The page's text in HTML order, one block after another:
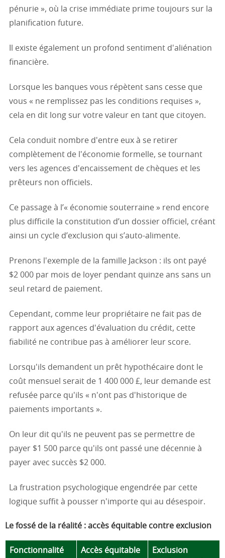
pénurie », où la crise immédiate prime toujours sur la
planification future.
Il existe également un profond sentiment d'aliénation
financière.
Lorsque les banques vous répètent sans cesse que
vous « ne remplissez pas les conditions requises »,
cela en dit long sur votre valeur en tant que citoyen.
Cela conduit nombre d'entre eux à se retirer
complètement de l'économie formelle, se tournant
vers les agences d'encaissement de chèques et les
prêteurs non officiels.
Ce passage à l’« économie souterraine » rend encore
plus difficile la constitution d’un dossier officiel, créant
ainsi un cycle d’exclusion qui s’auto-alimente.
Prenons l'exemple de la famille Jackson : ils ont payé
$2 000 par mois de loyer pendant quinze ans sans un
seul retard de paiement.
Cependant, comme leur propriétaire ne fait pas de
rapport aux agences d'évaluation du crédit, cette
fiabilité ne contribue pas à améliorer leur score.
Lorsqu'ils demandent un prêt hypothécaire dont le
coût mensuel serait de 1 400 000 £, leur demande est
refusée parce qu'ils « n'ont pas d'historique de
paiements importants ».
On leur dit qu'ils ne peuvent pas se permettre de
payer $1 500 parce qu'ils ont passé une décennie à
payer avec succès $2 000.
La frustration psychologique engendrée par cette
logique suffit à pousser n'importe qui au désespoir.
Le fossé de la réalité : accès équitable contre exclusion
Fonctionnalité
Accès équitable
Exclusion